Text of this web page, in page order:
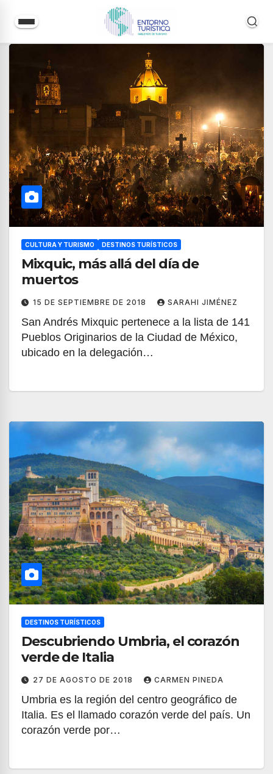
Saltar
contenido
CULTURA Y TURISMO DESTINOS TURÍSTICOS
Mixquic, más allá del día de
muertos
15 DE SEPTIEMBRE DE 2018 SARAHI JIMÉNEZ
San Andrés Mixquic pertenece a la lista de 141
Pueblos Originarios de la Ciudad de México,
ubicado en la delegación…
DESTINOS TURÍSTICOS
Descubriendo Umbria, el corazón
verde de Italia
27 DE AGOSTO DE 2018 CARMEN PINEDA
Umbria es la región del centro geográfico de
Italia. Es el llamado corazón verde del país. Un
corazón verde por…